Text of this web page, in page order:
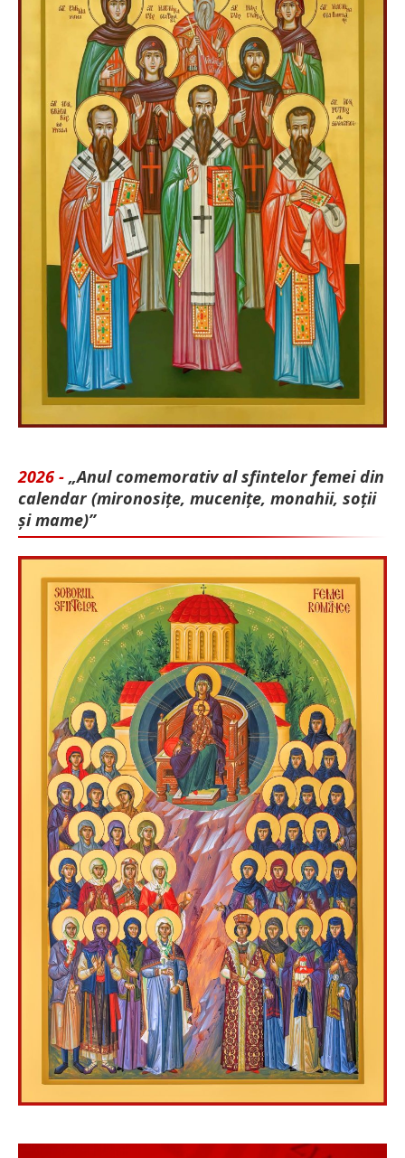
2026 - „Anul comemorativ al sfintelor femei din
calendar (mironosițe, mu­cenițe, monahii, soții
și mame)”